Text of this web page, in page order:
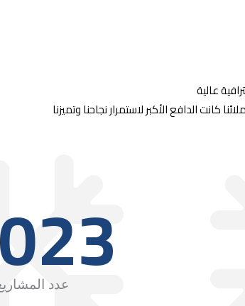
عالية
الدافع الأكبر لاستمرار نجاحنا وتميزنا
عدد